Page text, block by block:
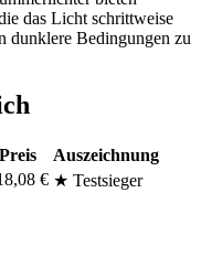
das Licht schrittweise
dunklere Bedingungen zu
Preis
Auszeichnung
€ ★ Testsieger